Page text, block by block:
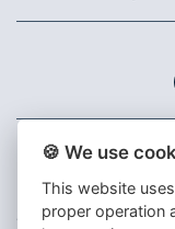
Nádražní 1747
396 01 Humpolec
🍪 We use
This website
proper operation